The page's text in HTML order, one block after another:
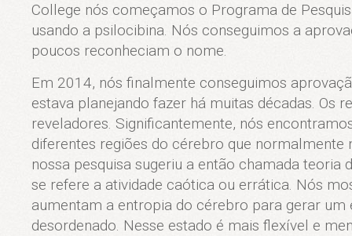
College nós começamos o Programa de
usando a psilocibina. Nós conseguimos a
poucos reconheciam o nome.
Em 2014, nós finalmente conseguimos
estava planejando fazer há muitas décadas. Os
reveladores. Significantemente, nós
diferentes regiões do cérebro que normalmente
nossa pesquisa sugeriu a então chamada
se refere a atividade caótica ou errática. Nós
aumentam a entropia do cérebro para gerar
desordenado. Nesse estado é mais flexível e